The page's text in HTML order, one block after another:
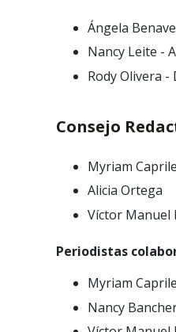
Ángela
Nancy Leite -
Rody Olivera -
Consejo
Myriam Caprile
Alicia Ortega
Víctor Manuel
Periodistas
Myriam Caprile
Nancy